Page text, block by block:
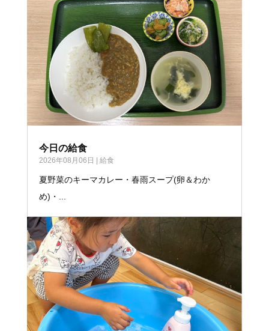
今日の給食
2026年08月06日 給食
夏野菜のキーマカレー・春雨スープ(卵＆わか
め)・...